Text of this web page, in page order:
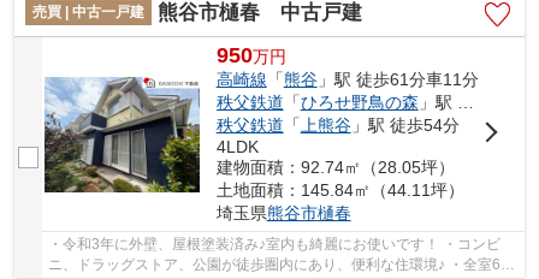
売買 | 中古一戸建
熊谷市樋春 中古戸建
950万円
高崎線 「熊谷」駅 徒歩61分車11分
秩父鉄道 「ひろせ野鳥の森 」駅 徒歩60分
秩父鉄道 「上熊谷」駅 徒歩54分
4LDK
建物面積：92.74㎡（28.05坪）
土地面積：145.84㎡（44.11坪）
埼玉県熊谷市樋春
・令和3年に外壁、屋根塗装済み♪室内も綺麗にお使いです！ ・コンビ
ニ、ドラッグストア、公園が徒歩圏内にあり、便利な住環境♪ ・全室6帖